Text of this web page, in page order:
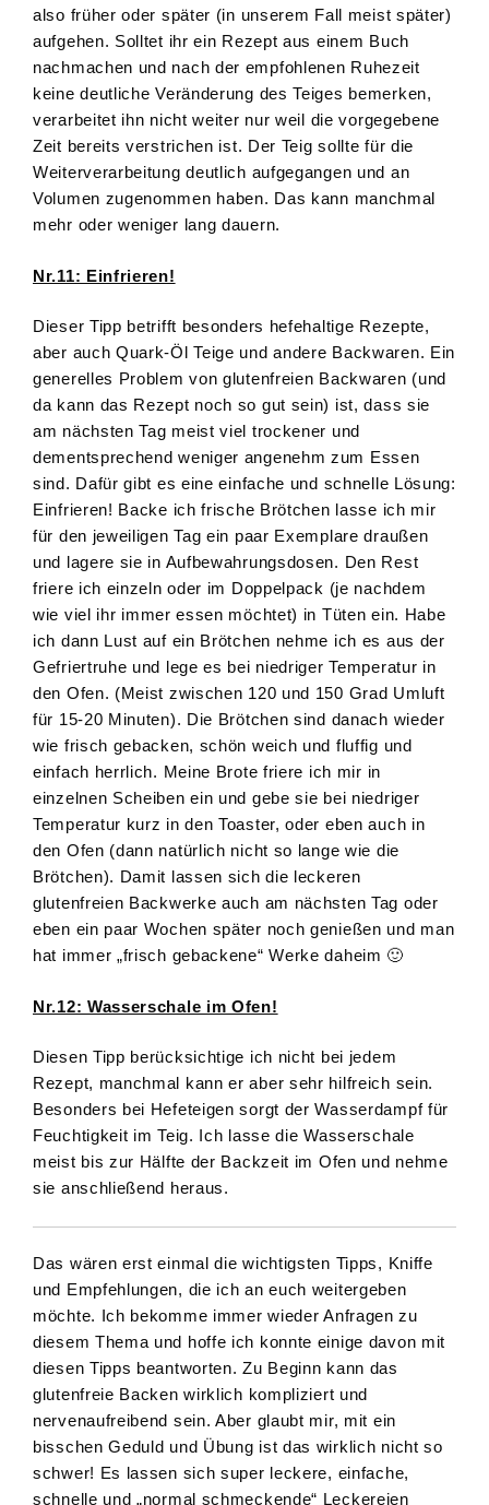
also früher oder später (in unserem Fall meist später)
aufgehen. Solltet ihr ein Rezept aus einem Buch
nachmachen und nach der empfohlenen Ruhezeit
keine deutliche Veränderung des Teiges bemerken,
verarbeitet ihn nicht weiter nur weil die vorgegebene
Zeit bereits verstrichen ist. Der Teig sollte für die
Weiterverarbeitung deutlich aufgegangen und an
Volumen zugenommen haben. Das kann manchmal
mehr oder weniger lang dauern.
Nr.11: Einfrieren!
Dieser Tipp betrifft besonders hefehaltige Rezepte,
aber auch Quark-Öl Teige und andere Backwaren. Ein
generelles Problem von glutenfreien Backwaren (und
da kann das Rezept noch so gut sein) ist, dass sie
am nächsten Tag meist viel trockener und
dementsprechend weniger angenehm zum Essen
sind. Dafür gibt es eine einfache und schnelle Lösung:
Einfrieren! Backe ich frische Brötchen lasse ich mir
für den jeweiligen Tag ein paar Exemplare draußen
und lagere sie in Aufbewahrungsdosen. Den Rest
friere ich einzeln oder im Doppelpack (je nachdem
wie viel ihr immer essen möchtet) in Tüten ein. Habe
ich dann Lust auf ein Brötchen nehme ich es aus der
Gefriertruhe und lege es bei niedriger Temperatur in
den Ofen. (Meist zwischen 120 und 150 Grad Umluft
für 15-20 Minuten). Die Brötchen sind danach wieder
wie frisch gebacken, schön weich und fluffig und
einfach herrlich. Meine Brote friere ich mir in
einzelnen Scheiben ein und gebe sie bei niedriger
Temperatur kurz in den Toaster, oder eben auch in
den Ofen (dann natürlich nicht so lange wie die
Brötchen). Damit lassen sich die leckeren
glutenfreien Backwerke auch am nächsten Tag oder
eben ein paar Wochen später noch genießen und man
hat immer „frisch gebackene“ Werke daheim 🙂
Nr.12: Wasserschale im Ofen!
Diesen Tipp berücksichtige ich nicht bei jedem
Rezept, manchmal kann er aber sehr hilfreich sein.
Besonders bei Hefeteigen sorgt der Wasserdampf für
Feuchtigkeit im Teig. Ich lasse die Wasserschale
meist bis zur Hälfte der Backzeit im Ofen und nehme
sie anschließend heraus.
Das wären erst einmal die wichtigsten Tipps, Kniffe
und Empfehlungen, die ich an euch weitergeben
möchte. Ich bekomme immer wieder Anfragen zu
diesem Thema und hoffe ich konnte einige davon mit
diesen Tipps beantworten. Zu Beginn kann das
glutenfreie Backen wirklich kompliziert und
nervenaufreibend sein. Aber glaubt mir, mit ein
bisschen Geduld und Übung ist das wirklich nicht so
schwer! Es lassen sich super leckere, einfache,
schnelle und „normal schmeckende“ Leckereien